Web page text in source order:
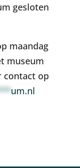
gesloten
maandag
museum
contact op
um.nl